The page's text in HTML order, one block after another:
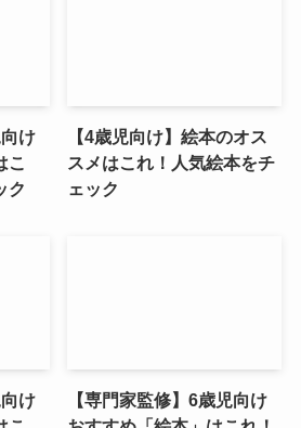
け
こ
ク
【4歳児向け】絵本のオス
スメはこれ！人気絵本をチ
ェック
け
【専門家監修】6歳児向け